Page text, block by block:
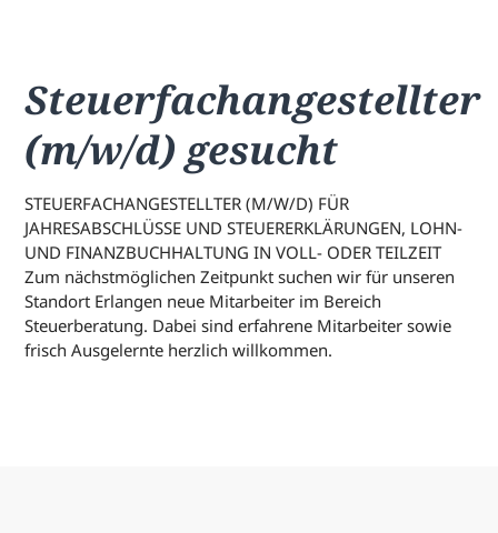
Steuerfachangestellter
(m/w/d) gesucht
STEUERFACHANGESTELLTER (M/W/D) FÜR
JAHRESABSCHLÜSSE UND STEUERERKLÄRUNGEN, LOHN-
UND FINANZBUCHHALTUNG IN VOLL- ODER TEILZEIT
Zum nächstmöglichen Zeitpunkt suchen wir für unseren
Standort Erlangen neue Mitarbeiter im Bereich
Steuerberatung. Dabei sind erfahrene Mitarbeiter sowie
frisch Ausgelernte herzlich willkommen.